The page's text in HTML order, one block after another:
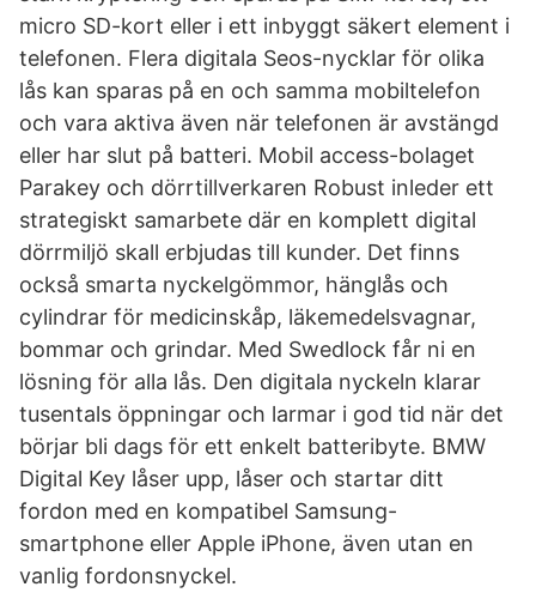
micro SD-kort eller i ett inbyggt säkert element i
telefonen. Flera digitala Seos-nycklar för olika
lås kan sparas på en och samma mobiltelefon
och vara aktiva även när telefonen är avstängd
eller har slut på batteri. Mobil access-bolaget
Parakey och dörrtillverkaren Robust inleder ett
strategiskt samarbete där en komplett digital
dörrmiljö skall erbjudas till kunder. Det finns
också smarta nyckelgömmor, hänglås och
cylindrar för medicinskåp, läkemedelsvagnar,
bommar och grindar. Med Swedlock får ni en
lösning för alla lås. Den digitala nyckeln klarar
tusentals öppningar och larmar i god tid när det
börjar bli dags för ett enkelt batteribyte. BMW
Digital Key låser upp, låser och startar ditt
fordon med en kompatibel Samsung-
smartphone eller Apple iPhone, även utan en
vanlig fordonsnyckel.